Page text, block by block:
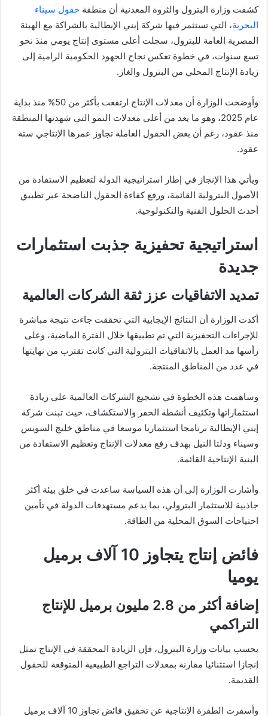
كشفت وزارة البترول والثروة المعدنية أن منطقة حقول سيناء
البحرية، التي تستثمر فيها شركة إيني الإيطالية بالشراكة مع الهيئة
المصرية العامة للبترول، سجلت أعلى مستوى إنتاج يومي منذ نحو
تسع سنوات، في خطوة تعكس نجاح الجهود الحكومية الرامية إلى
زيادة الإنتاج المحلي من البترول والغاز.
وأوضحت الوزارة أن معدلات الإنتاج ارتفعت بأكثر من 50% منذ بداية
عام 2025، وهو ما يعد من أعلى معدلات النمو التي شهدتها المنطقة
منذ عقود، رغم أن بعض الحقول العاملة تجاوز عمرها الإنتاجي ستة
عقود.
ويأتي هذا الإنجاز في إطار استراتيجية الدولة لتعظيم الاستفادة من
الأصول البترولية القائمة، ورفع كفاءة الحقول الناضجة عبر تطبيق
أحدث الحلول الفنية والتكنولوجية.
استراتيجية تحفيزية جذبت استثمارات
جديدة
تمديد الاتفاقيات عزز ثقة الشركات العالمية
أكدت الوزارة أن النتائج الإيجابية التي تحققت جاءت نتيجة مباشرة
للإجراءات التحفيزية التي تم تطبيقها خلال الفترة الماضية، وعلى
رأسها مد العمل بالاتفاقيات البترولية التي كانت تقترب من نهايتها
في عدد من المناطق المنتجة.
وساهمت هذه الخطوة في تشجيع الشركات العالمية على زيادة
استثماراتها وتكثيف أنشطة الحفر والاستكشاف، حيث تبنت شركة
إيني الإيطالية برنامجا استثماريا موسعا في مناطق خليج السويس
وسيناء ودلتا النيل بهدف رفع معدلات الإنتاج وتعظيم الاستفادة من
البنية الإنتاجية القائمة.
وأشارت الوزارة إلى أن هذه السياسة ساعدت في خلق بيئة أكثر
جاذبية للاستثمار البترولي، بما يدعم مستهدفات الدولة في تأمين
احتياجات السوق المحلية من الطاقة.
فائض إنتاج يتجاوز 10 آلاف برميل
يوميا
إضافة أكثر من 2.8 مليون برميل للإنتاج
التراكمي
بحسب بيانات وزارة البترول، فإن الزيادة المحققة في الإنتاج تمثل
إنجازا استثنائيا مقارنة بمعدلات التراجع الطبيعية المتوقعة للحقول
القديمة.
وأسفرت الطفرة الإنتاجية عن تحقيق فائض تجاوز 10 آلاف برميل